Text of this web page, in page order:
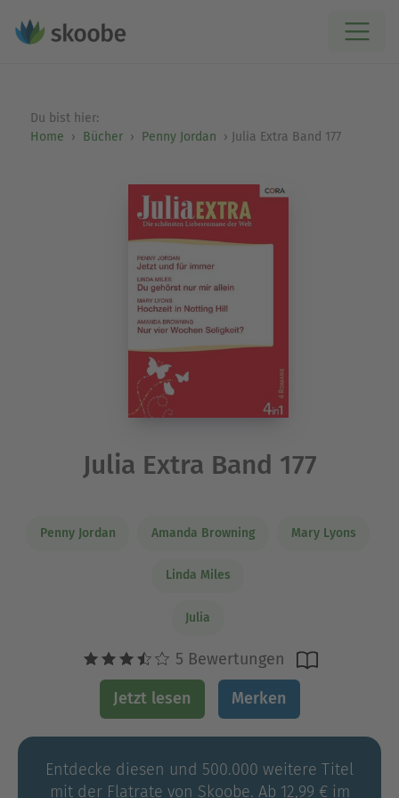
Du bist hier:
Home
Bücher Penny Jordan Julia Extra Band 177
Julia Extra Band 177
Penny Jordan Amanda Browning Mary Lyons
Linda Miles
Julia
5 Bewertungen
Jetzt lesen Merken
Entdecke diesen und 500.000 weitere Titel
mit der Flatrate von Skoobe. Ab 12,99 € im